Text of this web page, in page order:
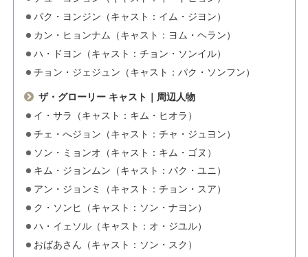
パク・ヨンジン（キャスト：イム・ジヨン）
カン・ヒョンナム（キャスト：ヨム・ヘラン）
ハ・ドヨン（キャスト：チョン・ソンイル）
チョン・ジェジュン（キャスト：パク・ソンフン）
ザ・グローリー キャスト｜周辺人物
イ・サラ（キャスト：キム・ヒオラ）
チェ・へジョン（キャスト：チャ・ジュヨン）
ソン・ミョンオ（キャスト：キム・ゴヌ）
キム・ジョンムン（キャスト：パク・ユニ）
アン・ジョンミ（キャスト：チョン・スア）
ク・ソンヒ（キャスト：ソン・ナヨン）
ハ・イェソル（キャスト：オ・ジユル）
おばあさん（キャスト：ソン・スク）